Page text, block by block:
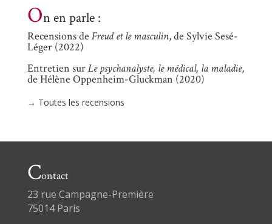
On en parle :
Recensions de Freud et le masculin, de Sylvie Sesé-
Léger (2022)
Entretien surLe psychanalyste, le médical, la maladie,
de Hélène Oppenheim-Gluckman (2020)
→ Toutes les recensions
Contact
23 rue Campagne-Première
75014 Paris